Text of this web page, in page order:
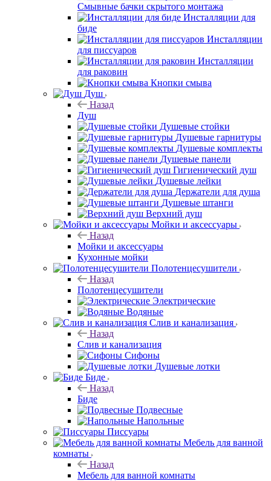
Смывные бачки скрытого монтажа
Инсталляции для
биде
Инсталляции
для писсуаров
Инсталляции
для раковин
Кнопки смыва
Душ
Назад
Душ
Душевые стойки
Душевые гарнитуры
Душевые комплекты
Душевые панели
Гигиенический душ
Душевые лейки
Держатели для душа
Душевые штанги
Верхний душ
Мойки и аксессуары
Назад
Мойки и аксессуары
Кухонные мойки
Полотенцесушители
Назад
Полотенцесушители
Электрические
Водяные
Слив и канализация
Назад
Слив и канализация
Сифоны
Душевые лотки
Биде
Назад
Биде
Подвесные
Напольные
Писсуары
Мебель для ванной
комнаты
Назад
Мебель для ванной комнаты